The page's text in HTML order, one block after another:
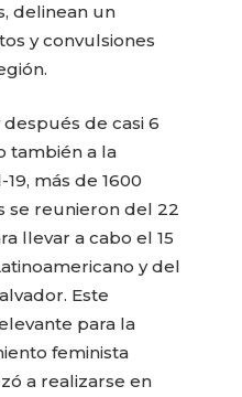
delinean un
y convulsiones
de casi 6
también a la
más de 1600
se reunieron del 22
llevar a cabo el 15
y del
Este
para la
feminista
a realizarse en